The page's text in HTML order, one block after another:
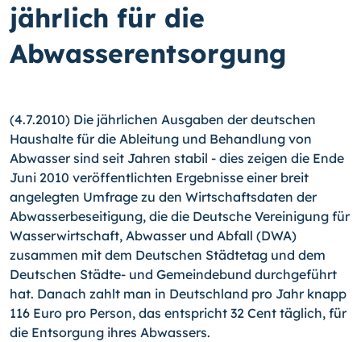
jährlich für die
Abwasserentsorgung
(4.7.2010) Die jährlichen Ausgaben der deutschen
Haushalte für die Ableitung und Behandlung von
Abwasser sind seit Jahren stabil - dies zeigen die Ende
Juni 2010 veröffentlichten Ergebnisse einer breit
angelegten Umfrage zu den Wirtschaftsdaten der
Abwasserbeseitigung, die die Deutsche Vereinigung für
Wasserwirtschaft, Abwasser und Abfall (DWA)
zusammen mit dem Deutschen Städtetag und dem
Deutschen Städte- und Gemeindebund durchgeführt
hat. Danach zahlt man in Deutschland pro Jahr knapp
116 Euro pro Person, das entspricht 32 Cent täglich, für
die Entsorgung ihres Abwassers.